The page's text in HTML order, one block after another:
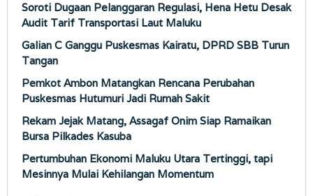
Soroti Dugaan Pelanggaran Regulasi, Hena Hetu Desak
Audit Tarif Transportasi Laut Maluku
Galian C Ganggu Puskesmas Kairatu, DPRD SBB Turun
Tangan
Pemkot Ambon Matangkan Rencana Perubahan
Puskesmas Hutumuri Jadi Rumah Sakit
Rekam Jejak Matang, Assagaf Onim Siap Ramaikan
Bursa Pilkades Kasuba
Pertumbuhan Ekonomi Maluku Utara Tertinggi, tapi
Mesinnya Mulai Kehilangan Momentum